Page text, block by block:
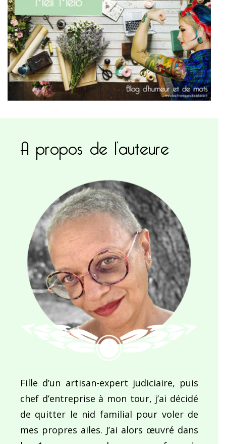
A propos de l’auteure
Fille d’un artisan-expert judiciaire, puis
chef d’entreprise à mon tour, j’ai décidé
de quitter le nid familial pour voler de
mes propres ailes. J’ai alors œuvré dans